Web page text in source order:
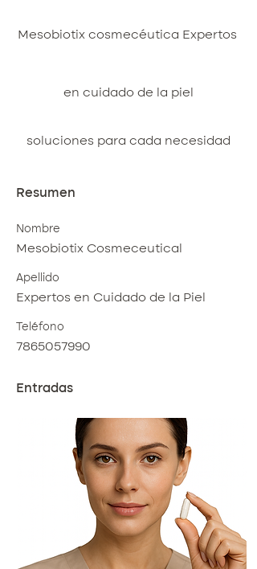
Mesobiotix cosmecéutica Expertos
en cuidado de la piel
soluciones para cada necesidad
Resumen
Nombre
Mesobiotix Cosmeceutical
Apellido
Expertos en Cuidado de la Piel
Teléfono
7865057990
Entradas